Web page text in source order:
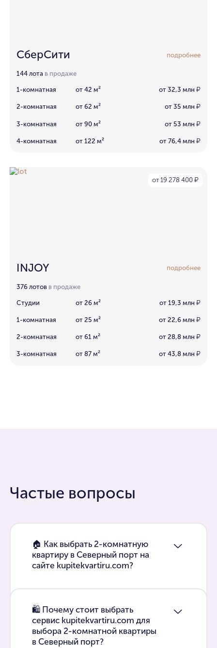
СберСити подробнее
144 лота в продаже
1-комнатная от 42 м² от 32,3 млн ₽
2-комнатная от 62 м² от 35 млн ₽
3-комнатная от 90 м² от 53 млн ₽
4-комнатная от 122 м² от 76,4 млн ₽
от 19 278 400 ₽
INJOY подробнее
376 лотов в продаже
Студии от 26 м² от 19,3 млн ₽
1-комнатная от 25 м² от 22,6 млн ₽
2-комнатная от 61 м² от 28,8 млн ₽
3-комнатная от 87 м² от 43,8 млн ₽
Частые вопросы
🏠 Как выбрать 2-комнатную
квартиру в Северный порт на
сайте kupitekvartiru.com?
🛍 Почему стоит выбрать
сервис kupitekvartiru.com для
выбора 2-комнатной квартиры
в Северный порт?